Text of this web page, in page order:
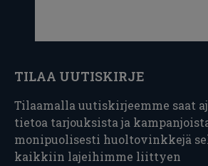
TILAA UUTISKIRJE
Tilaamalla uutiskirjeemme saat
tietoa tarjouksista ja
monipuolisesti huoltovinkkejä
kaikkiin lajeihimme liittyen